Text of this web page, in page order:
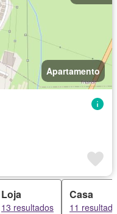
Apartamento
Loja
13 resultados
Casa
11